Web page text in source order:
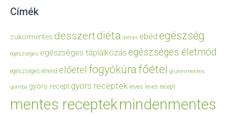
Címék
cukormentes desszertdiéta diétás ebéd egészség
egészséges egészséges táplálkozás egészséges életmód
egészséges étrend előétel fogyókúrafőétel gluténmentes
gomba gyors recept gyors receptek leves leves recept
mentes receptekmindenmentes